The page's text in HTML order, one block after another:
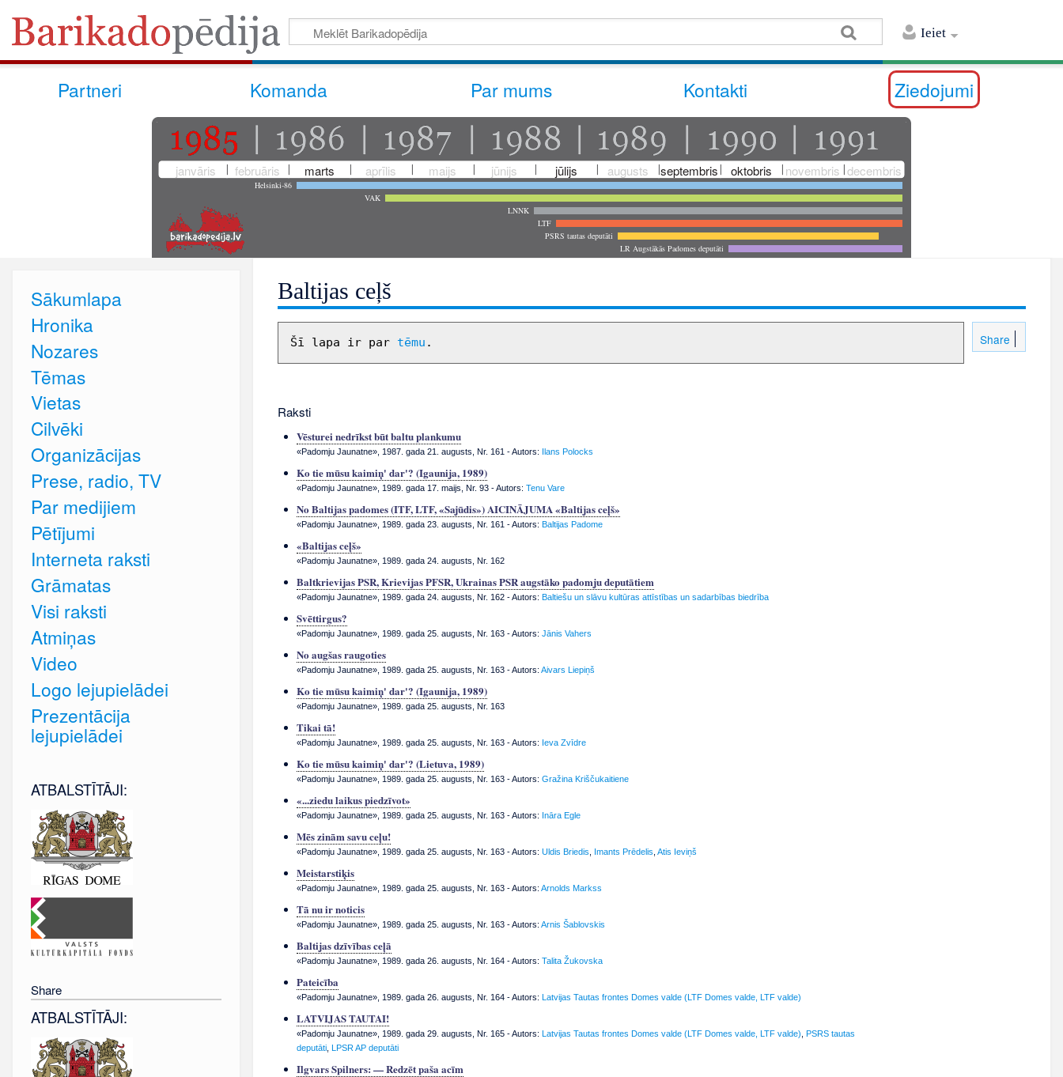
Ieiet
Partneri Komanda Par mums Kontakti Ziedojumi
janvāris februāris marts aprīlis maijs jūnijs jūlijs augusts septembris oktobris novembris decembris
Helsinki-86
VAK
LNNK
LTF
PSRS tautas deputāti
LR Augstākās Padomes deputāti
Baltijas ceļš
Share
Šī lapa ir par tēmu
Raksti
Vēsturei nedrīkst būt baltu plankumu
«Padomju Jaunatne», 1987. gada 21. augusts, Nr. 161 - Autors: Ilans Polocks
Ko tie mūsu kaimiņ' dar'? (Igaunija, 1989)
«Padomju Jaunatne», 1989. gada 17. maijs, Nr. 93- Autors: Tenu Vare
No Baltijas padomes (ITF, LTF, «Sajūdis») AICINĀJUMA «Baltijas ceļš»
«Padomju Jaunatne», 1989. gada 23. augusts, Nr. 161 - Autors: Baltijas Padome
«Baltijas ceļš»
«Padomju Jaunatne», 1989. gada 24. augusts, Nr. 162
Baltkrievijas PSR, Krievijas PFSR, Ukrainas PSR augstāko padomju deputātiem
«Padomju Jaunatne», 1989. gada 24. augusts, Nr. 162- Autors: Baltiešu un slāvu kultūras attīstības un sadarbības biedrība
Svēttirgus?
«Padomju Jaunatne», 1989. gada 25. augusts, Nr. 163- Autors: Jānis Vahers
No augšas raugoties
«Padomju Jaunatne», 1989. gada 25. augusts, Nr. 163- Autors: Aivars Liepiņš
Ko tie mūsu kaimiņ' dar'? (Igaunija, 1989)
«Padomju Jaunatne», 1989. gada 25. augusts, Nr. 163
Tikai tā!
«Padomju Jaunatne», 1989. gada 25. augusts, Nr. 163- Autors: Ieva Zvīdre
Ko tie mūsu kaimiņ' dar'? (Lietuva, 1989)
«Padomju Jaunatne», 1989. gada 25. augusts, Nr. 163- Autors: Gražina Kriščukaitiene
«...ziedu laikus piedzīvot»
«Padomju Jaunatne», 1989. gada 25. augusts, Nr. 163- Autors: Ināra Egle
Mēs zinām savu ceļu!
«Padomju Jaunatne», 1989. gada 25. augusts, Nr. 163- Autors: Uldis Briedis Imants Prēdelis Atis Ieviņš
Meistarstiķis
«Padomju Jaunatne», 1989. gada 25. augusts, Nr. 163- Autors: Arnolds Markss
Tā nu ir noticis
«Padomju Jaunatne», 1989. gada 25. augusts, Nr. 163- Autors: Arnis Šablovskis
Baltijas dzīvības ceļā
«Padomju Jaunatne», 1989. gada 26. augusts, Nr. 164- Autors: Talita Žukovska
Pateicība
«Padomju Jaunatne», 1989. gada 26. augusts, Nr. 164- Autors: Latvijas Tautas frontes Domes valde (LTF Domes valde, LTF valde)
LATVIJAS TAUTAI!
«Padomju Jaunatne», 1989. gada 29. augusts, Nr. 165- Autors: Latvijas Tautas frontes Domes valde (LTF Domes valde, LTF valde) PSRS tautas
deputāti, LPSR AP deputāti
Ilgvars Spilners: — Redzēt paša acīm
Sākumlapa
Hronika
Nozares
Tēmas
Vietas
Cilvēki
Organizācijas
Prese, radio, TV
Par medijiem
Pētījumi
Interneta raksti
Grāmatas
Visi raksti
Atmiņas
Video
Logo lejupielādei
Prezentācija
lejupielādei
ATBALSTĪTĀJI:
Share
ATBALSTĪTĀJI: